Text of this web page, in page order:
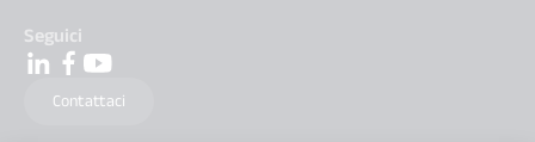
Seguici
Contattaci